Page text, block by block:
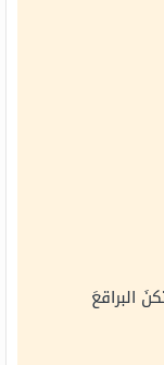
البراقعَ